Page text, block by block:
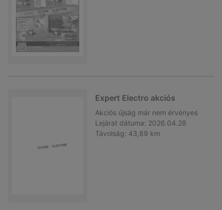
Expert Electro akciós
Akciós újság már nem érvényes
Lejárat dátuma: 2026.04.28
Távolság: 43,89 km